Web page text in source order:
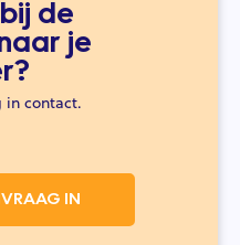
de
je
in contact.
IN